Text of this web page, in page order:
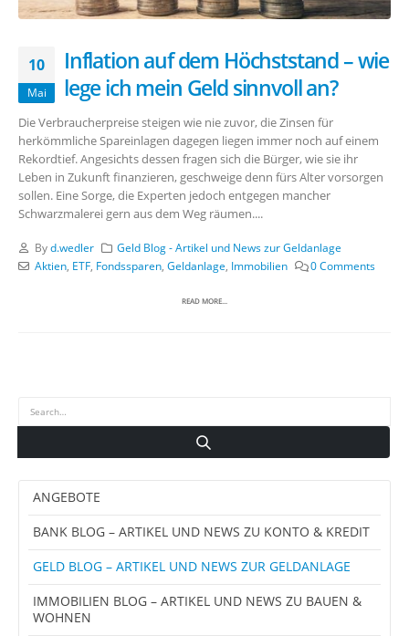
10
Mai
Inflation auf dem Höchststand – wie
lege ich mein Geld sinnvoll an?
Die Verbraucherpreise steigen wie nie zuvor, die Zinsen für
herkömmliche Spareinlagen dagegen liegen immer noch auf einem
Rekordtief. Angesichts dessen fragen sich die Bürger, wie sie ihr
Leben in Zukunft finanzieren, geschweige denn fürs Alter vorsorgen
sollen. Eine Sorge, die Experten jedoch entgegen mancher
Schwarzmalerei gern aus dem Weg räumen....
Byd.wedler
Geld Blog - Artikel und News zur Geldanlage
Aktien, ETF, Fondssparen, Geldanlage Immobilien 0 Comments
READ MORE...
ANGEBOTE
BANK BLOG – ARTIKEL UND NEWS ZU KONTO & KREDIT
GELD BLOG – ARTIKEL UND NEWS ZUR GELDANLAGE
IMMOBILIEN BLOG – ARTIKEL UND NEWS ZU BAUEN &
WOHNEN